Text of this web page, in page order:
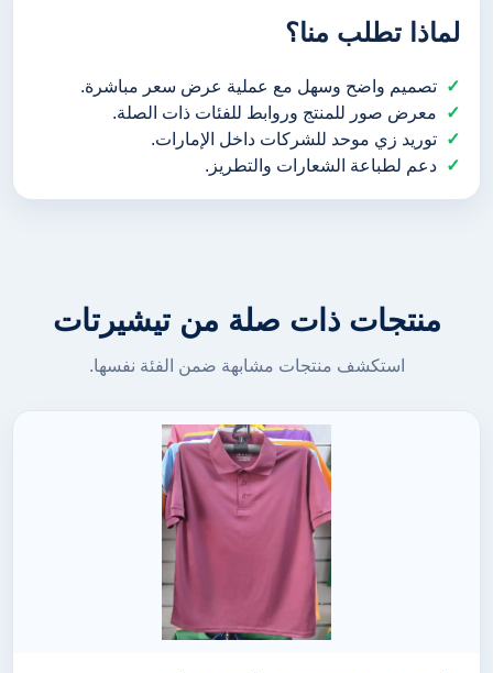
لماذا تطلب منا؟
تصميم واضح وسهل مع عملية عرض سعر مباشرة.
معرض صور للمنتج وروابط للفئات ذات الصلة.
توريد زي موحد للشركات داخل الإمارات.
دعم لطباعة الشعارات والتطريز.
منتجات ذات صلة من تيشيرتات
استكشف منتجات مشابهة ضمن الفئة نفسها.